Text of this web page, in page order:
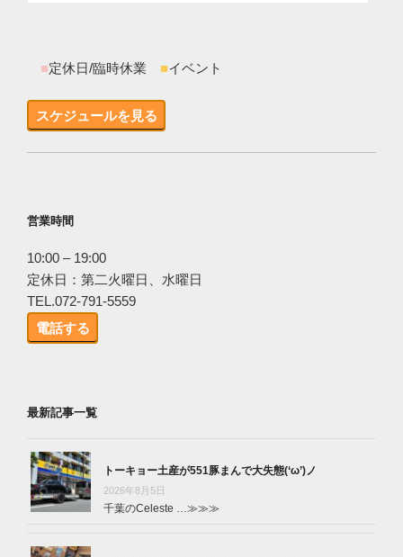
■定休日/臨時休業 ■イベント
スケジュールを見る
営業時間
10:00 – 19:00
定休日：第二火曜日、水曜日
TEL.072-791-5559
電話する
最新記事一覧
トーキョー土産が551豚まんで大失態(‘ω’)ノ
2026年8月5日
千葉のCeleste … ≫≫≫